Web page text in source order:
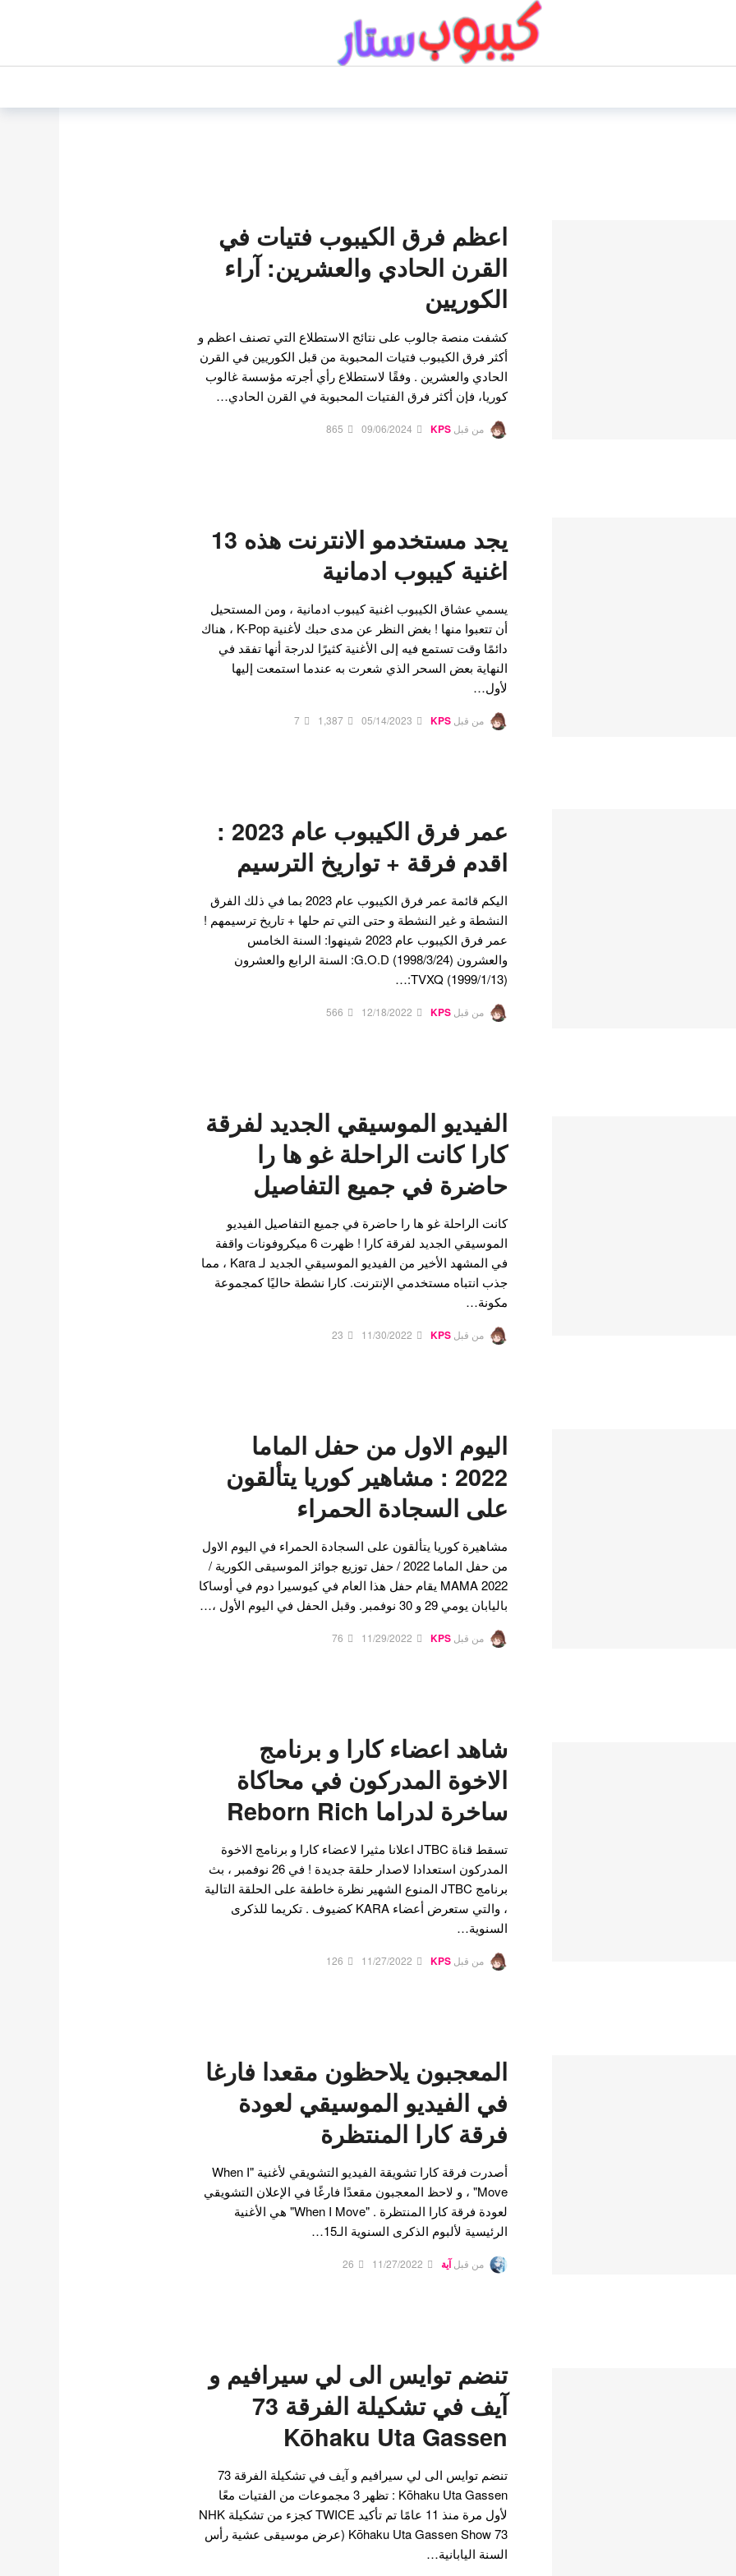
اعظم فرق الكيبوب فتيات في
القرن الحادي والعشرين: آراء
الكوريين
كشفت منصة جالوب على نتائج الاستطلاع التي تصنف اعظم و
أكثر فرق الكيبوب فتيات المحبوبة من قبل الكوريين في القرن
الحادي والعشرين . وفقًا لاستطلاع رأي أجرته مؤسسة غالوب
كوريا، فإن أكثر فرق الفتيات المحبوبة في القرن الحادي…
من قبل KPS
09/06/2024
865
يجد مستخدمو الانترنت هذه 13
اغنية كيبوب ادمانية
يسمي عشاق الكيبوب اغنية كيبوب ادمانية ، ومن المستحيل
أن تتعبوا منها ! بغض النظر عن مدى حبك لأغنية K-Pop ، هناك
دائمًا وقت تستمع فيه إلى الأغنية كثيرًا لدرجة أنها تفقد في
النهاية بعض السحر الذي شعرت به عندما استمعت إليها
لأول…
من قبل KPS
05/14/2023
1,387
7
عمر فرق الكيبوب عام 2023 :
اقدم فرقة + تواريخ الترسيم
اليكم قائمة عمر فرق الكيبوب عام 2023 بما في ذلك الفرق
النشطة و غير النشطة و حتى التي تم حلها + تاريخ ترسيمهم !
عمر فرق الكيبوب عام 2023 شينهوا: السنة الخامس
والعشرون (1998/3/24) G.O.D: السنة الرابع والعشرون
(1999/1/13) TVXQ:…
من قبل KPS
12/18/2022
566
الفيديو الموسيقي الجديد لفرقة
كارا كانت الراحلة غو ها را
حاضرة في جميع التفاصيل
كانت الراحلة غو ها را حاضرة في جميع التفاصيل الفيديو
الموسيقي الجديد لفرقة كارا ! ظهرت 6 ميكروفونات واقفة
في المشهد الأخير من الفيديو الموسيقي الجديد لـ Kara ، مما
جذب انتباه مستخدمي الإنترنت. كارا نشطة حاليًا كمجموعة
مكونة…
من قبل KPS
11/30/2022
23
اليوم الاول من حفل الماما
2022 : مشاهير كوريا يتألقون
على السجادة الحمراء
مشاهيرة كوريا يتألقون على السجادة الحمراء في اليوم الاول
من حفل الماما 2022 / حفل توزيع جوائز الموسيقى الكورية /
MAMA 2022 يقام حفل هذا العام في كيوسيرا دوم في أوساكا
باليابان يومي 29 و 30 نوفمبر. وقبل الحفل في اليوم الأول ،…
من قبل KPS
11/29/2022
76
شاهد اعضاء كارا و برنامج
الاخوة المدركون في محاكاة
ساخرة لدراما Reborn Rich
تسقط قناة JTBC اعلانا مثيرا لاعضاء كارا و برنامج الاخوة
المدركون استعدادا لاصدار حلقة جديدة ! في 26 نوفمبر ، بث
برنامج JTBC المنوع الشهير نظرة خاطفة على الحلقة التالية
، والتي ستعرض أعضاء KARA كضيوف . تكريما للذكرى
السنوية…
من قبل KPS
11/27/2022
126
المعجبون يلاحظون مقعدا فارغا
في الفيديو الموسيقي لعودة
فرقة كارا المنتظرة
أصدرت فرقة كارا تشويقة الفيديو التشويقي لأغنية "When I
Move" ، و لاحظ المعجبون مقعدًا فارغًا في الإعلان التشويقي
لعودة فرقة كارا المنتظرة . "When I Move" هي الأغنية
الرئيسية لألبوم الذكرى السنوية الـ15…
من قبلآية 11/27/2022
26
تنضم توايس الى لي سيرافيم و
آيف في تشكيلة الفرقة 73
Kōhaku Uta Gassen
تنضم توايس الى لي سيرافيم و آيف في تشكيلة الفرقة 73
Kōhaku Uta Gassen : تظهر 3 مجموعات من الفتيات معًا
لأول مرة منذ 11 عامًا تم تأكيد TWICE كجزء من تشكيلة NHK
Kōhaku Uta Gassen Show 73 (عرض موسيقى عشية رأس
السنة اليابانية…